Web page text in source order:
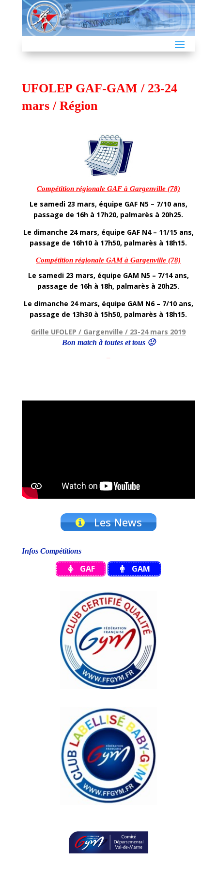
UFOLEP GAF-GAM / 23-24
mars / Région
Compétition régionale GAF à Gargenville (78)
Le samedi 23 mars, équipe GAF N5 – 7/10 ans,
passage de 16h à 17h20, palmarès à 20h25.
Le dimanche 24 mars, équipe GAF N4 – 11/15 ans,
passage de 16h10 à 17h50, palmarès à 18h15.
Compétition régionale GAM à Gargenville (78)
Le samedi 23 mars, équipe GAM N5 – 7/14 ans,
passage de 16h à 18h, palmarès à 20h25.
Le dimanche 24 mars, équipe GAM N6 – 7/10 ans,
passage de 13h30 à 15h50, palmarès à 18h15.
Grille UFOLEP / Gargenville / 23-24 mars 2019
Bon match à toutes et tous 🙂
–
Les News
Infos Compétitions
GAF GAM